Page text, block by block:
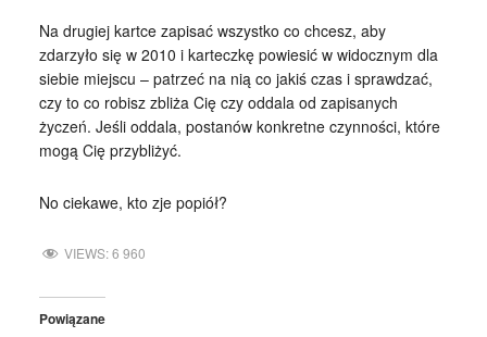
Na drugiej kartce zapisać wszystko co chcesz, aby
zdarzyło się w 2010 i karteczkę powiesić w widocznym dla
siebie miejscu – patrzeć na nią co jakiś czas i sprawdzać,
czy to co robisz zbliża Cię czy oddala od zapisanych
życzeń. Jeśli oddala, postanów konkretne czynności, które
mogą Cię przybliżyć.
No ciekawe, kto zje popiół?
VIEWS:6 960
Powiązane